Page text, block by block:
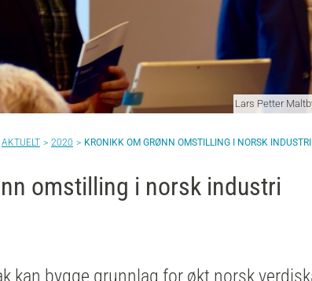
Lars Petter
AKTUELT 2020 KRONIKK OM GRØNN OMSTILLING I NORSK INDUSTRI
omstilling i norsk industri
kan bygge grunnlag for økt norsk